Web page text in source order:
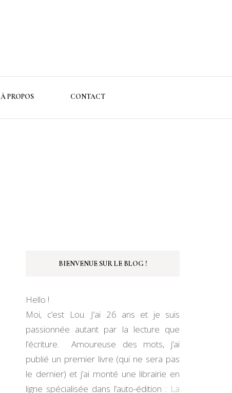
À PROPOS CONTACT
BIENVENUE SUR LE BLOG !
Hello !
Moi, c’est Lou. J’ai 26 ans et je suis
passionnée autant par la lecture que
l’écriture. Amoureuse des mots, j’ai
publié un premier livre (qui ne sera pas
le dernier) et j’ai monté une librairie en
ligne spécialisée dans l’auto-édition : La